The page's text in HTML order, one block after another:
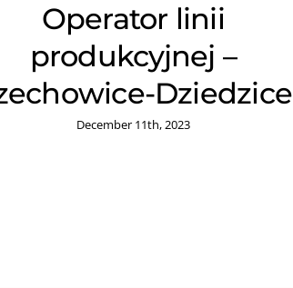
Operator linii
produkcyjnej –
Dziedzice
December 11th, 2023